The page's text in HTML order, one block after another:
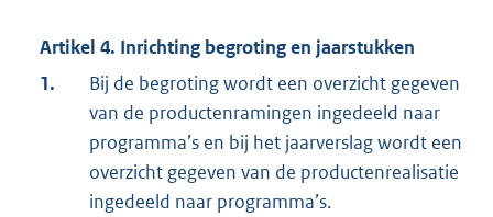
Artikel 4. Inrichting begroting en jaarstukken
1.
Bij de begroting wordt een overzicht gegeven
van de productenramingen ingedeeld naar
programma’s en bij het jaarverslag wordt een
overzicht gegeven van de productenrealisatie
ingedeeld naar programma’s.